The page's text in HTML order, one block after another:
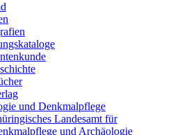
und Denkmalpflege
Landesamt für
und Archäologie